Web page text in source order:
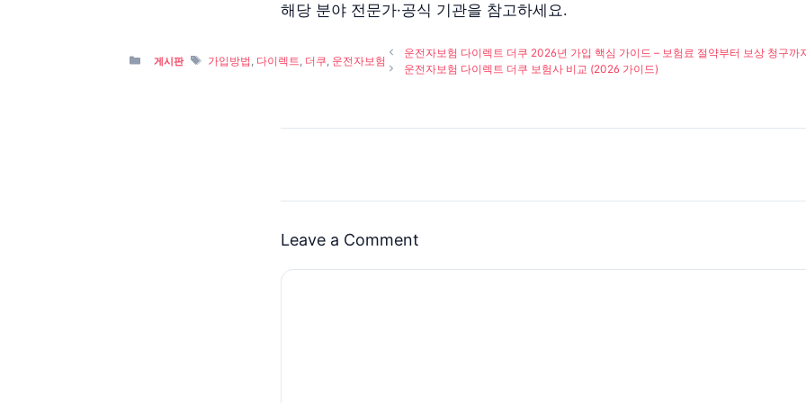
해당 분야 전문가·공식 기관을 참고하세요.
Categories
게시판 Tags
가입방법 다이렉트 더쿠 운전자보험
운전자보험 다이렉트 더쿠 2026년 가입 핵심 가이드 – 보험료 절약부터 보상 청구까
운전자보험 다이렉트 더쿠 보험사 비교 (2026 가이드)
Leave a Comment
Comment